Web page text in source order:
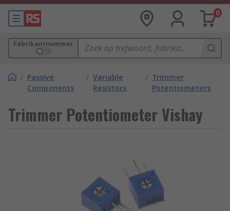
0
Fabrikantnummer
/ Passive
Components
/ Variable
Resistors
/ Trimmer
Potentiometers
Trimmer Potentiometer Vishay